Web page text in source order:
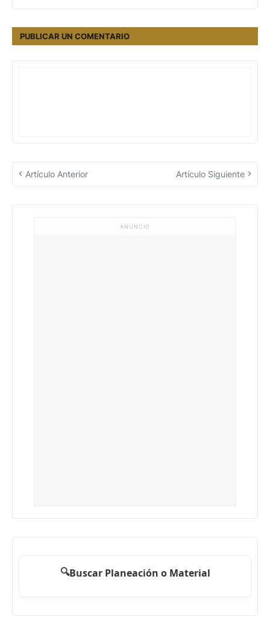
PUBLICAR UN COMENTARIO
Artículo Anterior Artículo Siguiente
ANUNCIO
🔍Buscar Planeación o Material